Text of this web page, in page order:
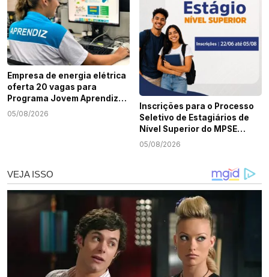
Empresa de energia elétrica
oferta 20 vagas para
Programa Jovem Aprendiz
em Sergipe
05/08/2026
Inscrições para o Processo
Seletivo de Estagiários de
Nível Superior do MPSE
terminam nesta quarta-
05/08/2026